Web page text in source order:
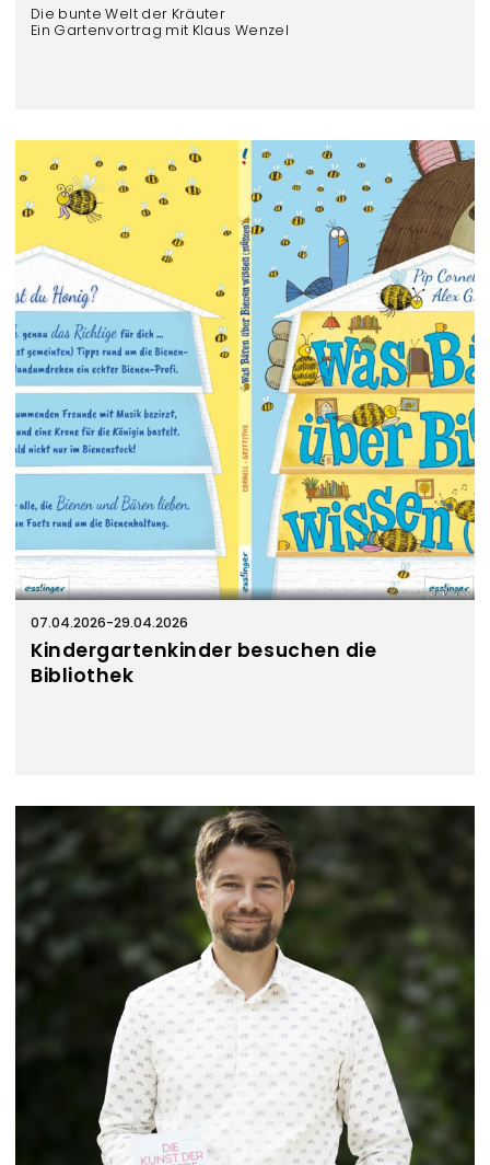
Die bunte Welt der Kräuter
Ein Gartenvortrag mit Klaus Wenzel
Esslinger Verlag
07.04.2026-29.04.2026
Kindergartenkinder besuchen die
Bibliothek